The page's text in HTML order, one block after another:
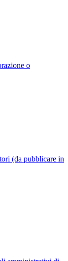
o
(da pubblicare in